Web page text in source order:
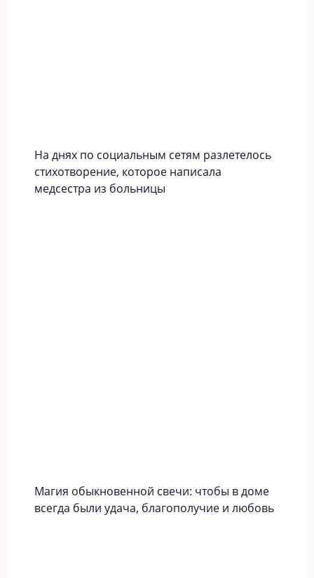
На днях по социальным сетям разлетелось
стихотворение, которое написала
медсестра из больницы
Магия обыкновенной свечи: чтобы в доме
всегда были удача, благополучие и любовь